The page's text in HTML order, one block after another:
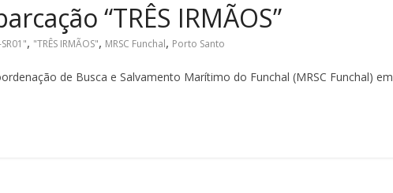
“TRÊS IRMÃOS”
, "TRÊS IRMÃOS", MRSC Funchal, Porto Santo
de Busca e Salvamento Marítimo do Funchal (MRSC Funchal) em